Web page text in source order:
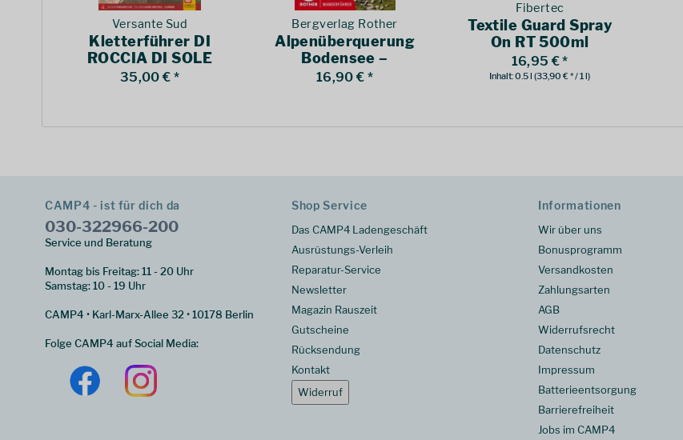
Versante Sud
Kletterführer DI
ROCCIA DI SOLE
Klettergärten
35,00 € *
Bergverlag Rother
Alpenüberquerung
Bodensee –
Gardasee
16,90 € *
Fibertec
Textile Guard Spray
On RT 500ml
16,95 € *
Inhalt:0.5 l(33,90 € * / 1 l)
CAMP4 - ist für dich da
030-322966-200
Service und Beratung
Montag bis Freitag: 11 - 20 Uhr
Samstag: 10 - 19 Uhr
CAMP4 • Karl-Marx-Allee 32 • 10178 Berlin
Folge CAMP4 auf Social Media:
Shop Service
Das CAMP4 Ladengeschäft
Ausrüstungs-Verleih
Reparatur-Service
Newsletter
Magazin Rauszeit
Gutscheine
Rücksendung
Kontakt
Widerruf
Informationen
Wir über uns
Bonusprogramm
Versandkosten
Zahlungsarten
AGB
Widerrufsrecht
Datenschutz
Impressum
Batterieentsorgung
Barrierefreiheit
Jobs im CAMP4